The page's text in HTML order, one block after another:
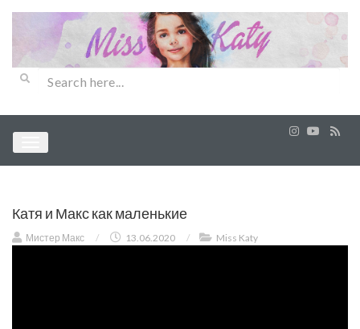
Катя и Макс как маленькие
Мистер Макс / 13.06.2020 / Miss Katy